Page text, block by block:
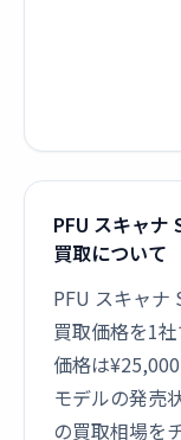
PFU スキャナ
買取について
PFU スキャナ
買取価格を1
価格は
モデルの発売
の買取相場を